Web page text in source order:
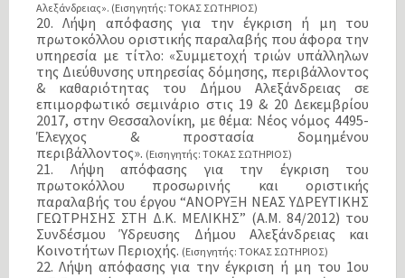
Αλεξάνδρειας». (Εισηγητής: ΤΟΚΑΣ ΣΩΤΗΡΙΟΣ)
20. Λήψη απόφασης για την έγκριση ή μη του
πρωτοκόλλου οριστικής παραλαβής που άφορα την
υπηρεσία με τίτλο: «Συμμετοχή τριών υπάλληλων
της Διεύθυνσης υπηρεσίας δόμησης, περιβάλλοντος
& καθαριότητας του Δήμου Αλεξάνδρειας σε
επιμορφωτικό σεμινάριο στις 19 & 20 Δεκεμβρίου
2017, στην Θεσσαλονίκη, με θέμα: Νέος νόμος 4495-
Έλεγχος & προστασία δομημένου
περιβάλλοντος». (Εισηγητής: ΤΟΚΑΣ ΣΩΤΗΡΙΟΣ)
21. Λήψη απόφασης για την έγκριση του
πρωτοκόλλου προσωρινής και οριστικής
παραλαβής του έργου “ΑΝΟΡΥΞΗ ΝΕΑΣ ΥΔΡΕΥΤΙΚΗΣ
ΓΕΩΤΡΗΣΗΣ ΣΤΗ Δ.Κ. ΜΕΛΙΚΗΣ” (Α.Μ. 84/2012) του
Συνδέσμου Ύδρευσης Δήμου Αλεξάνδρειας και
Κοινοτήτων Περιοχής. (Εισηγητής: ΤΟΚΑΣ ΣΩΤΗΡΙΟΣ)
22. Λήψη απόφασης για την έγκριση ή μη του 1ου